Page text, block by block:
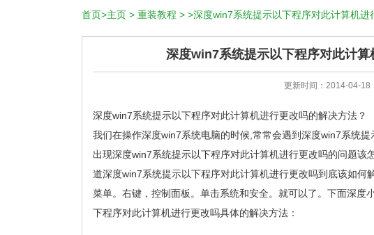
首页>主页 > 重装教程 > >深度win7系统提示以下程序对此计算机进
深度win7系统提示以下程序对此计
更新时间：2014-
深度win7系统提示以下程序对此计算机进行更改吗的解决方法？
我们在操作深度win7系统电脑的时候,常常会遇到深度win7系统
出现深度win7系统提示以下程序对此计算机进行更改吗的问题该
道深度win7系统提示以下程序对此计算机进行更改吗到底该如何
菜单。右键，控制面板。单击系统和安全。就可以了。下面深度
下程序对此计算机进行更改吗具体的解决方法：